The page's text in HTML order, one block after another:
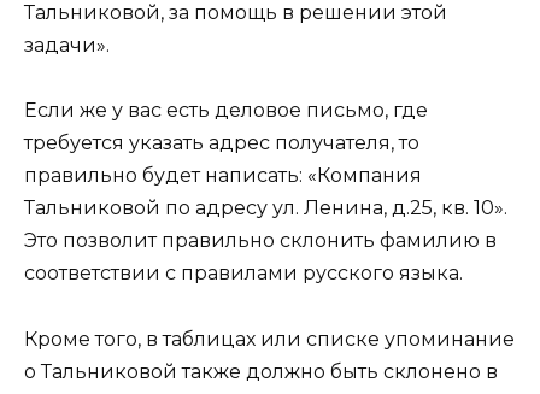
Тальниковой, за помощь в решении этой
задачи».
Если же у вас есть деловое письмо, где
требуется указать адрес получателя, то
правильно будет написать: «Компания
Тальниковой по адресу ул. Ленина, д.25, кв. 10».
Это позволит правильно склонить фамилию в
соответствии с правилами русского языка.
Кроме того, в таблицах или списке упоминание
о Тальниковой также должно быть склонено в